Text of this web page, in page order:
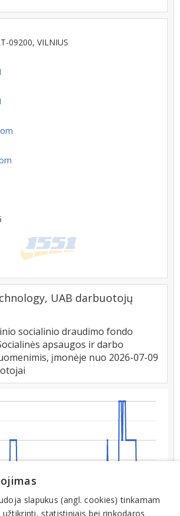
09200, VILNIUS
UAB darbuotojų
socialinio draudimo fondo
apsaugos ir darbo
įmonėje nuo 2026-07-09
slapukus (angl. cookies) tinkamam
užtikrinti, statistiniais bei rinkodaros